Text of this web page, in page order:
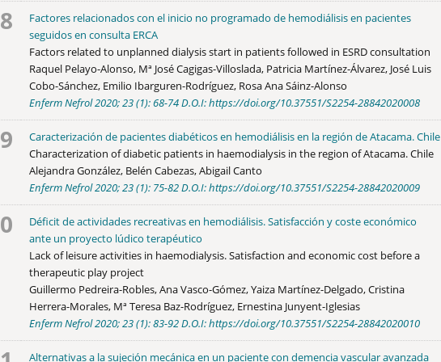
8
Factores relacionados con el inicio no programado de hemodiálisis en pacientes
seguidos en consulta ERCA
Factors related to unplanned dialysis start in patients followed in ESRD consultation
Raquel Pelayo-Alonso, Mª José Cagigas-Villoslada, Patricia Martínez-Álvarez, José Luis
Cobo-Sánchez, Emilio Ibarguren-Rodríguez, Rosa Ana Sáinz-Alonso
Enferm Nefrol 2020; 23 (1): 68-74 D.O.I: https://doi.org/10.37551/S2254-28842020008
9
Caracterización de pacientes diabéticos en hemodiálisis en la región de Atacama. Chile
Characterization of diabetic patients in haemodialysis in the region of Atacama. Chile
Alejandra González, Belén Cabezas, Abigail Canto
Enferm Nefrol 2020; 23 (1): 75-82 D.O.I: https://doi.org/10.37551/S2254-28842020009
Déficit de actividades recreativas en hemodiálisis. Satisfacción y coste económico
ante un proyecto lúdico terapéutico
Lack of leisure activities in haemodialysis. Satisfaction and economic cost before a
therapeutic play project
Guillermo Pedreira-Robles, Ana Vasco-Gómez, Yaiza Martínez-Delgado, Cristina
Herrera-Morales, Mª Teresa Baz-Rodríguez, Ernestina Junyent-Iglesias
Enferm Nefrol 2020; 23 (1): 83-92 D.O.I: https://doi.org/10.37551/S2254-28842020010
Alternativas a la sujeción mecánica en un paciente con demencia vascular avanzada